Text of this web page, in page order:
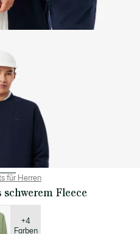
für Herren
Fleece
+4
Farben